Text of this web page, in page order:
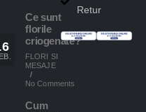
Ce sunt
florile
criogenate?
FLORI SI
MESAJE
/
No Comments
Cum
Retur